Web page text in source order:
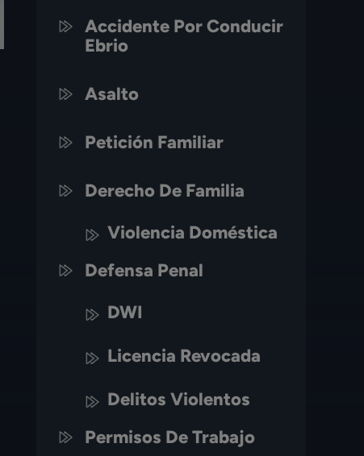
Accidente Por Conducir
Ebrio
Asalto
Petición Familiar
Derecho De Familia
Violencia Doméstica
Defensa Penal
DWI
Licencia Revocada
Delitos Violentos
Permisos De Trabajo